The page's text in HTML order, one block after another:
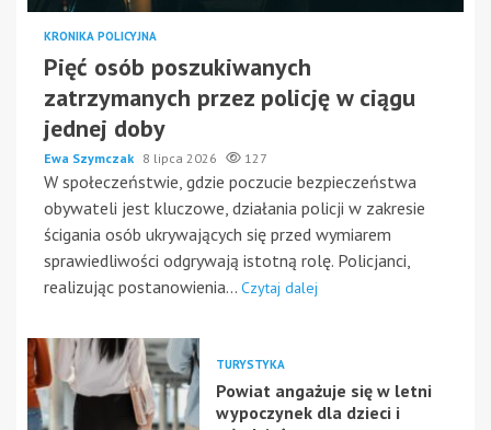
KRONIKA POLICYJNA
Pięć osób poszukiwanych
zatrzymanych przez policję w ciągu
jednej doby
Ewa Szymczak 8 lipca 2026 127
W społeczeństwie, gdzie poczucie bezpieczeństwa
obywateli jest kluczowe, działania policji w zakresie
ścigania osób ukrywających się przed wymiarem
sprawiedliwości odgrywają istotną rolę. Policjanci,
realizując postanowienia... Czytaj dalej
TURYSTYKA
Powiat angażuje się w letni
wypoczynek dla dzieci i